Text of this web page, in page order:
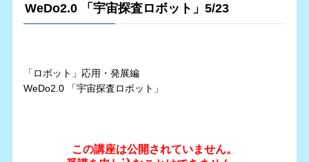
WeDo2.0 「宇宙探査ロボット」5/23
「ロボット」応用・発展編
WeDo2.0 「宇宙探査ロボット」